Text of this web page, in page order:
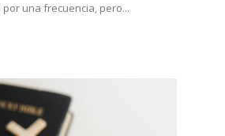
una frecuencia, pero...